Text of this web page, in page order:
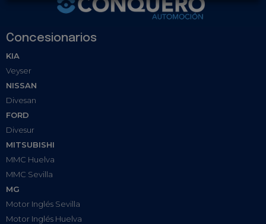
Concesionarios
KIA
Veyser
NISSAN
Divesan
FORD
Divesur
MITSUBISHI
MMC Huelva
MMC Sevilla
MG
Motor Inglés Sevilla
Motor Inglés Huelva